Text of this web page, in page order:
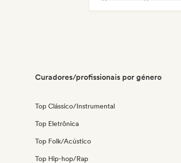
Curadores/profissionais por género
Top Clássico/Instrumental
Top Eletrônica
Top Folk/Acústico
Top Hip-hop/Rap